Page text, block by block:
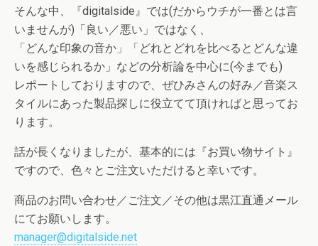
そんな中、『digitalside』では(だからウチが一番とは言
いませんが)「良い／悪い」ではなく、
「どんな印象の音か」「どれとどれを比べるとどんな違
いを感じられるか」などの分析論を中心に(今までも)
レポートしておりますので、ぜひみさんの好み／音楽ス
タイルにあった製品探しに役立てて頂ければと思ってお
ります。
話が長くなりましたが、基本的には『お買い物サイト』
ですので、色々とご注文いただけると幸いです。
商品のお問い合わせ／ご注文／その他は黒江直通メール
にてお願いします。
manager@digitalside.net